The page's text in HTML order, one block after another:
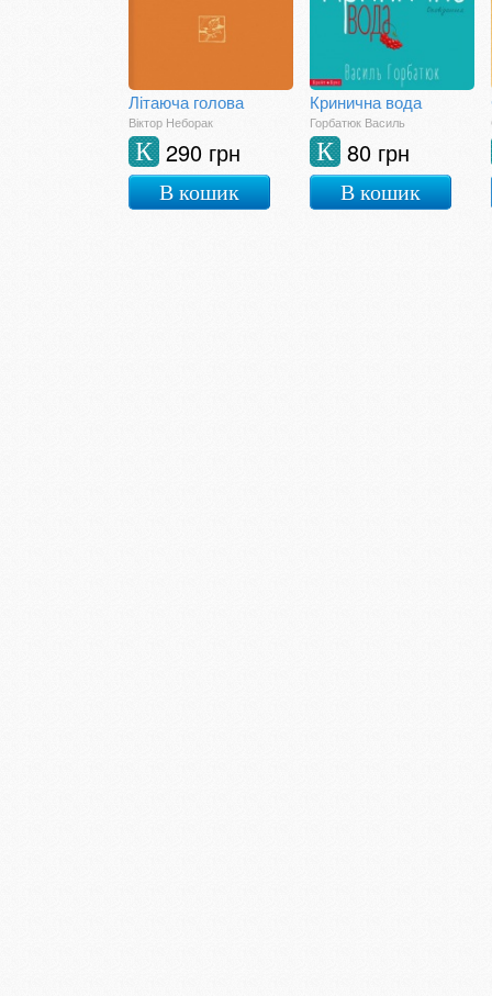
Літаюча голова
Віктор Неборак
290 грн
К
В кошик
Кринична вода
Горбатюк Василь
80 грн
К
В кошик